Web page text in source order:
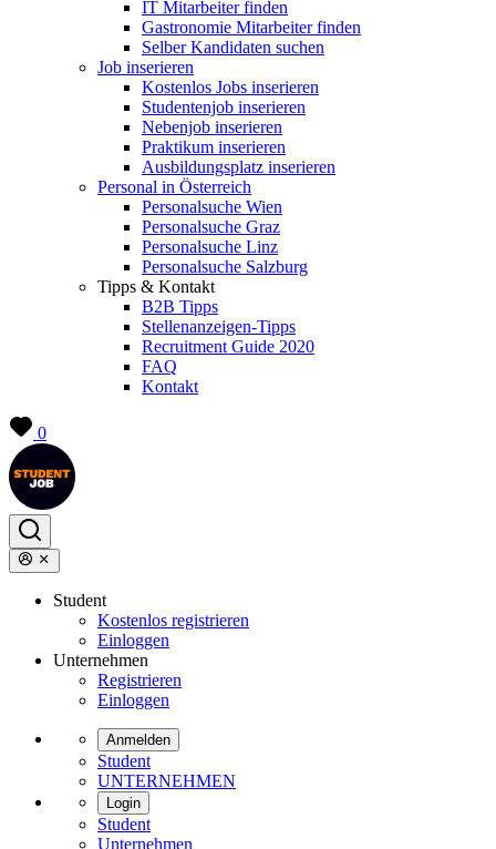
IT Mitarbeiter finden
Gastronomie Mitarbeiter finden
Selber Kandidaten suchen
Job inserieren
Kostenlos Jobs inserieren
Studentenjob inserieren
Nebenjob inserieren
Praktikum inserieren
Ausbildungsplatz inserieren
Personal in Österreich
Personalsuche Wien
Personalsuche Graz
Personalsuche Linz
Personalsuche Salzburg
Tipps & Kontakt
B2B Tipps
Stellenanzeigen-Tipps
Recruitment Guide 2020
FAQ
Kontakt
0
Student
Kostenlos registrieren
Einloggen
Unternehmen
Registrieren
Einloggen
Anmelden
Student
UNTERNEHMEN
Login
Student
Unternehmen